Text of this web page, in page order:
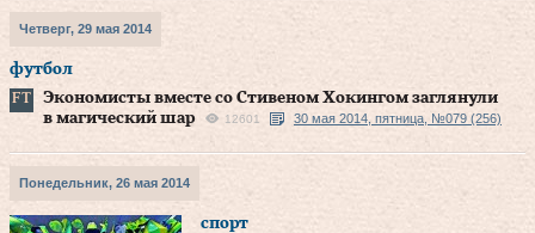
Четверг, 29 мая 2014
футбол
Экономисты вместе со Стивеном Хокингом заглянули
в магический шар
12601 30 мая 2014, пятница, №079 (256)
Понедельник, 26 мая 2014
спорт